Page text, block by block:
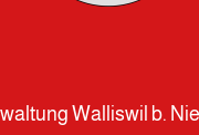
Walliswil b.